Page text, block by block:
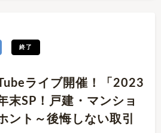
終了
ライブ開催！「2023
末SP！戸建・マンショ
ント～後悔しない取引